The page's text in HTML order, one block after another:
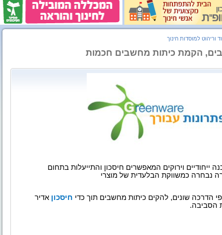
וריהוט למוסדות חינוך
ייחודיים וירוקים המאפשרים חיסכון והתייעלות בתחום
נבחרה כמשווקת הבלעדית של מוצרי
הדרכה שונים, להקים כיתות מחשבים תוך כדי חיסכון אדיר
הסביבה.